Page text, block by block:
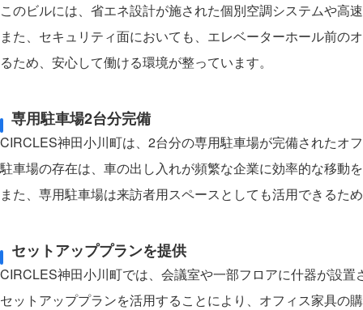
このビルには、省エネ設計が施された個別空調システムや高
また、セキュリティ面においても、エレベーターホール前
るため、安心して働ける環境が整っています。
専用駐車場2台分完備
CIRCLES神田小川町は、2台分の専用駐車場が完備されたオ
駐車場の存在は、車の出し入れが頻繁な企業に効率的な移動
また、専用駐車場は来訪者用スペースとしても活用できるた
セットアッププランを提供
CIRCLES神田小川町では、会議室や一部フロアに什器が設
セットアッププランを活用することにより、オフィス家具の